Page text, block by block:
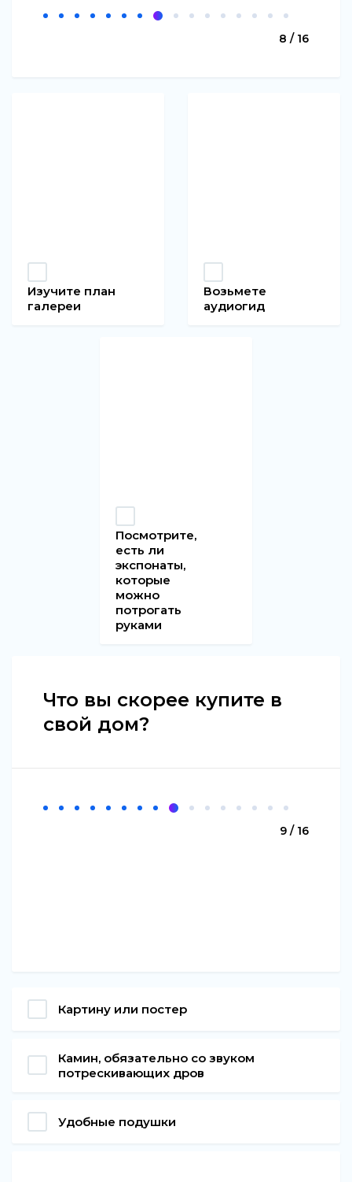
8 / 16
Изучите план
галереи
Возьмете
аудиогид
Посмотрите,
есть ли
экспонаты,
которые
можно
потрогать
руками
Что вы скорее купите в
свой дом?
9 / 16
Картину или постер
Камин, обязательно со звуком
потрескивающих дров
Удобные подушки